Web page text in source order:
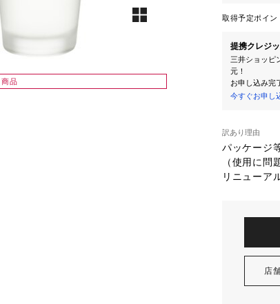
商品
取得予定ポイン
提携クレジ
三井ショッピ
元！
お申し込み完
今すぐお申し
訳あり理由
パッケージ
（使用に問
リニューア
店